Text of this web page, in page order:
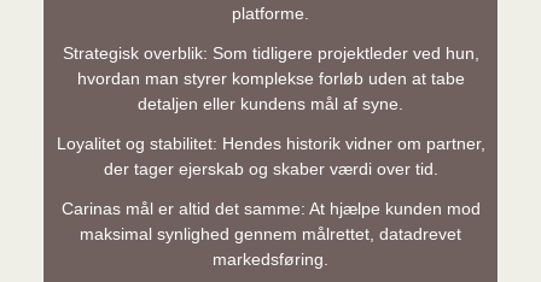
platforme.
Strategisk overblik: Som tidligere projektleder ved hun,
hvordan man styrer komplekse forløb uden at tabe
detaljen eller kundens mål af syne.
Loyalitet og stabilitet: Hendes historik vidner om partner,
der tager ejerskab og skaber værdi over tid.
Carinas mål er altid det samme: At hjælpe kunden mod
maksimal synlighed gennem målrettet, datadrevet
markedsføring.